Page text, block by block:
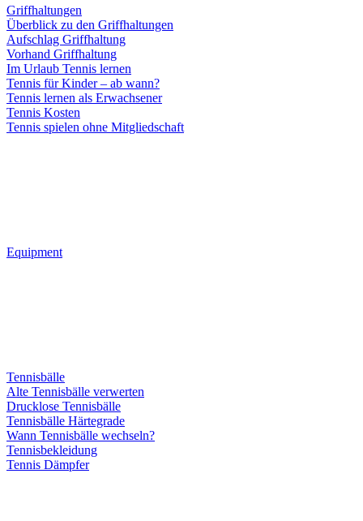
Griffhaltungen
Überblick zu den Griffhaltungen
Aufschlag Griffhaltung
Vorhand Griffhaltung
Im Urlaub Tennis lernen
Tennis für Kinder – ab wann?
Tennis lernen als Erwachsener
Tennis Kosten
Tennis spielen ohne Mitgliedschaft
Equipment
Tennisbälle
Alte Tennisbälle verwerten
Drucklose Tennisbälle
Tennisbälle Härtegrade
Wann Tennisbälle wechseln?
Tennisbekleidung
Tennis Dämpfer